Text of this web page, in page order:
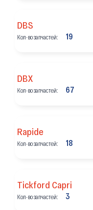
DBS
Кол-во запчастей: 19
DBX
Кол-во запчастей: 67
Rapide
Кол-во запчастей: 18
Tickford Capri
Кол-во запчастей: 3